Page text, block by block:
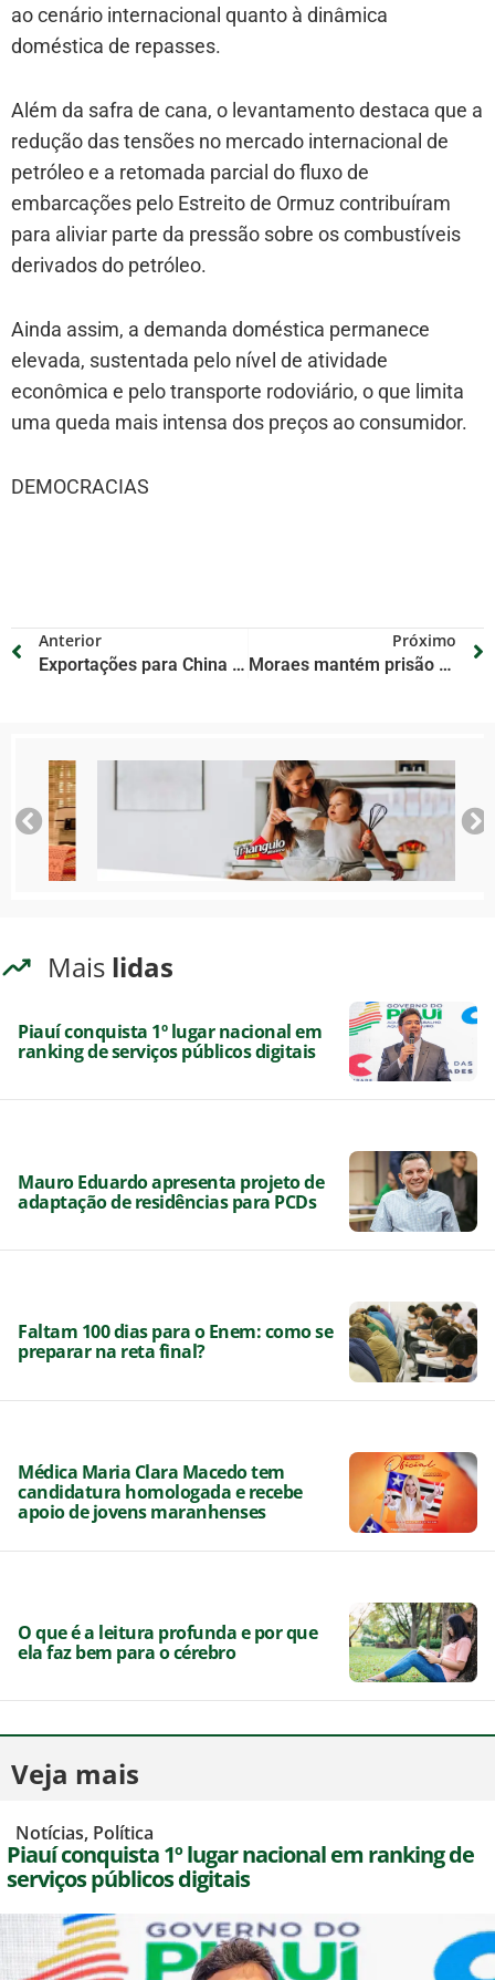
ao cenário internacional quanto à dinâmica
doméstica de repasses.
Além da safra de cana, o levantamento destaca que a
redução das tensões no mercado internacional de
petróleo e a retomada parcial do fluxo de
embarcações pelo Estreito de Ormuz contribuíram
para aliviar parte da pressão sobre os combustíveis
derivados do petróleo.
Ainda assim, a demanda doméstica permanece
elevada, sustentada pelo nível de atividade
econômica e pelo transporte rodoviário, o que limita
uma queda mais intensa dos preços ao consumidor.
DEMOCRACIAS
Anterior
Exportações para China cresceram 24,4% em junho e 21,9% no 1º semestre
Próximo
Moraes mantém prisão domiciliar humanitária de Bolsonaro
Mais lidas
Piauí conquista 1º lugar nacional em
ranking de serviços públicos digitais
Mauro Eduardo apresenta projeto de
adaptação de residências para PCDs
Faltam 100 dias para o Enem: como se
preparar na reta final?
Médica Maria Clara Macedo tem
candidatura homologada e recebe
apoio de jovens maranhenses
O que é a leitura profunda e por que
ela faz bem para o cérebro
Veja mais
Notícias, Política
Piauí conquista 1º lugar nacional em ranking de
serviços públicos digitais